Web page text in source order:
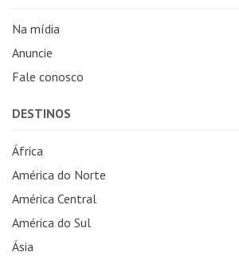
Na mídia
Anuncie
Fale conosco
DESTINOS
África
América do Norte
América Central
América do Sul
Ásia